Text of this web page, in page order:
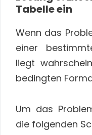
Tabelle ein
Wenn das
einer
liegt
bedingten
Um das
die folgenden